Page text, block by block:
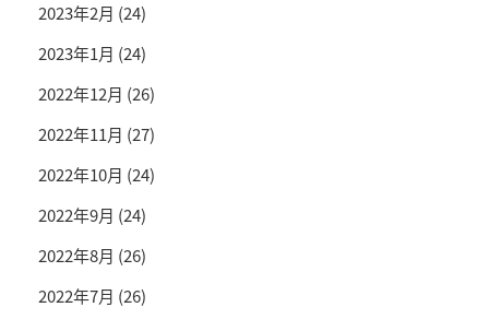
2023年2月 (24)
2023年1月 (24)
2022年12月 (26)
2022年11月 (27)
2022年10月 (24)
2022年9月 (24)
2022年8月 (26)
2022年7月 (26)